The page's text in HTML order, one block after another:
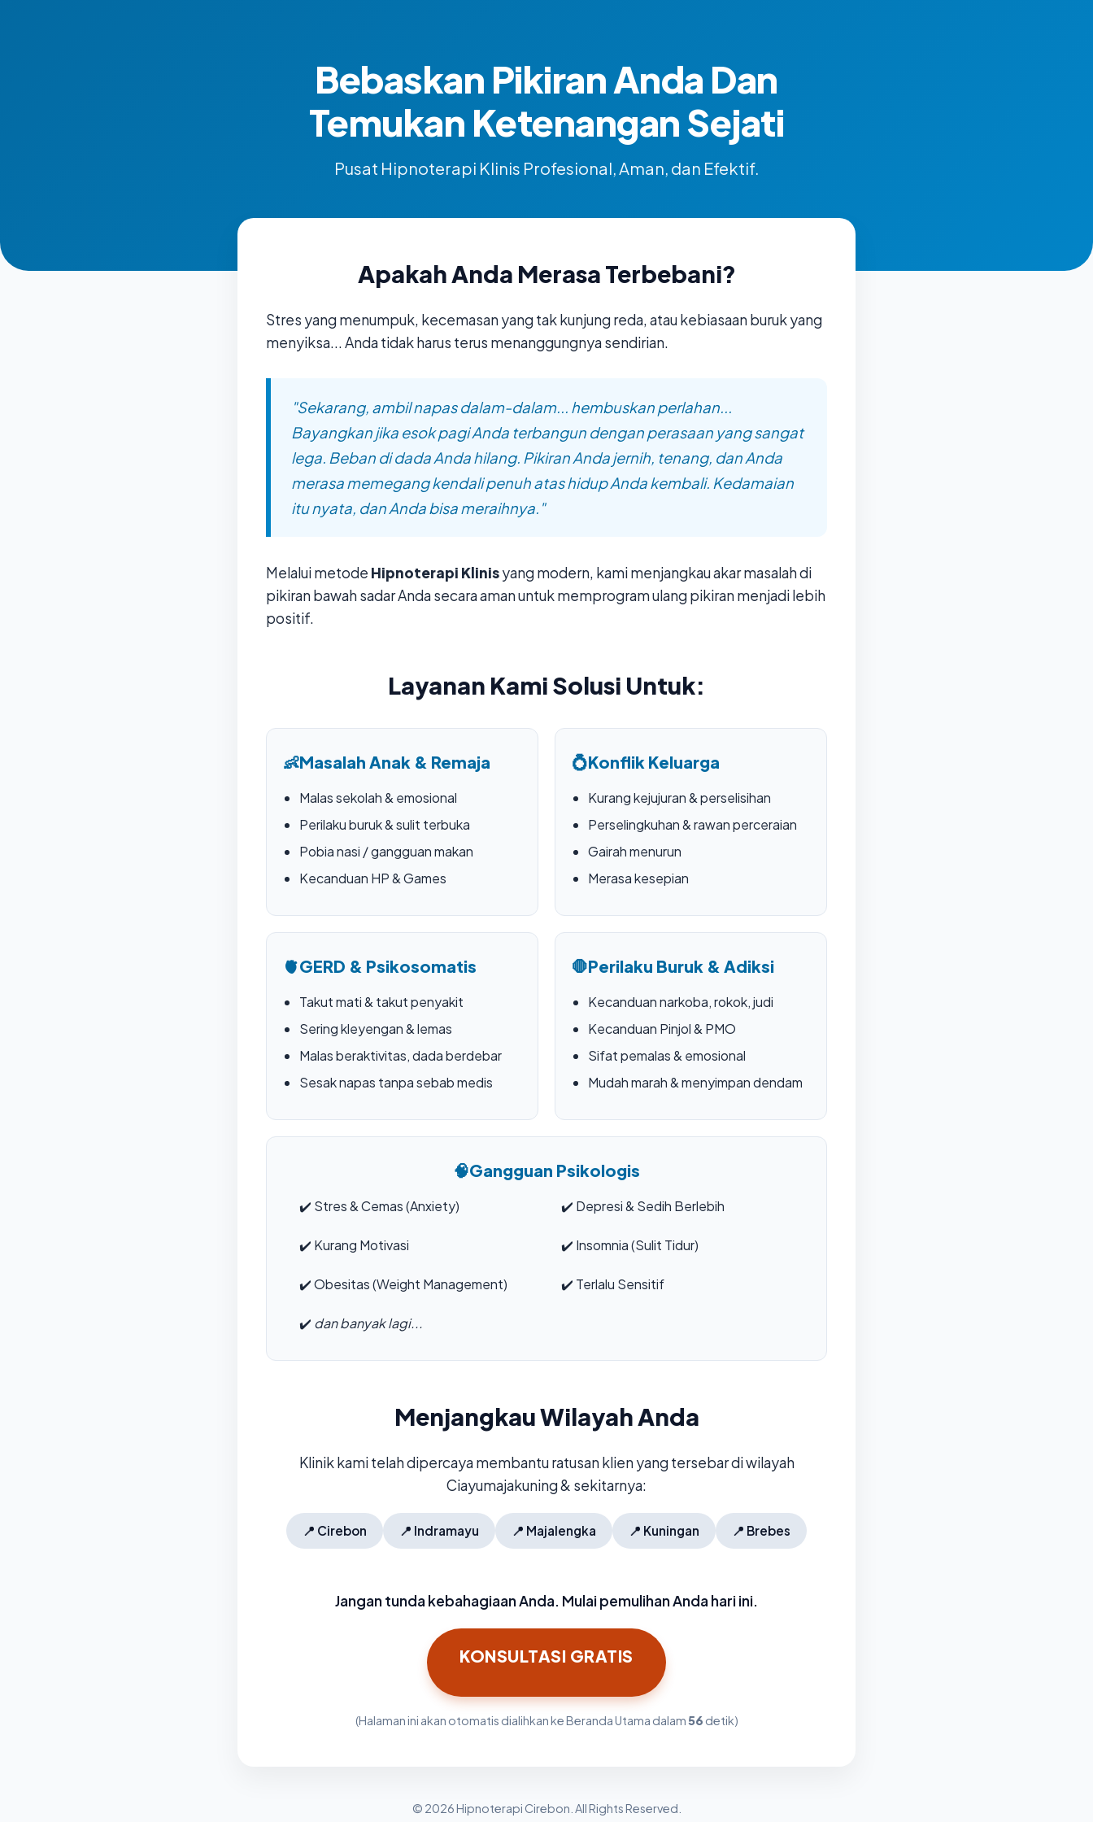
Bebaskan Pikiran Anda Dan
Temukan Ketenangan Sejati
Pusat Hipnoterapi Klinis Profesional, Aman, dan Efektif.
Apakah Anda Merasa Terbebani?
Stres yang menumpuk, kecemasan yang tak kunjung reda, atau kebiasaan buruk yang
menyiksa... Anda tidak harus terus menanggungnya sendirian.
"Sekarang, ambil napas dalam-dalam... hembuskan perlahan...
Bayangkan jika esok pagi Anda terbangun dengan perasaan yang sangat
lega. Beban di dada Anda hilang. Pikiran Anda jernih, tenang, dan Anda
merasa memegang kendali penuh atas hidup Anda kembali. Kedamaian
itu nyata, dan Anda bisa meraihnya."
Melalui metode Hipnoterapi Klinisyang modern, kami menjangkau akar masalah di
pikiran bawah sadar Anda secara aman untuk memprogram ulang pikiran menjadi lebih
positif.
Layanan Kami Solusi Untuk:
👶Masalah Anak & Remaja
Malas sekolah & emosional
Perilaku buruk & sulit terbuka
Pobia nasi / gangguan makan
Kecanduan HP & Games
💍Konflik Keluarga
Kurang kejujuran & perselisihan
Perselingkuhan & rawan perceraian
Gairah menurun
Merasa kesepian
🫀GERD & Psikosomatis
Takut mati & takut penyakit
Sering kleyengan & lemas
Malas beraktivitas, dada berdebar
Sesak napas tanpa sebab medis
🛑Perilaku Buruk & Adiksi
Kecanduan narkoba, rokok, judi
Kecanduan Pinjol & PMO
Sifat pemalas & emosional
Mudah marah & menyimpan dendam
🧠Gangguan Psikologis
✔️ Stres & Cemas (Anxiety) ✔️ Depresi & Sedih Berlebih
✔️ Kurang Motivasi ✔️ Insomnia (Sulit Tidur)
✔️Obesitas (Weight Management) ✔️ Terlalu Sensitif
✔️ dan banyak lagi...
Menjangkau Wilayah Anda
Klinik kami telah dipercaya membantu ratusan klien yang tersebar di wilayah
Ciayumajakuning & sekitarnya:
📍 Cirebon 📍 Indramayu 📍 Majalengka 📍 Kuningan 📍 Brebes
Jangan tunda kebahagiaan Anda. Mulai pemulihan Anda hari ini.
KONSULTASI GRATIS
(Halaman ini akan otomatis dialihkan ke Beranda Utama dalam56 detik)
© 2026 Hipnoterapi Cirebon. All Rights Reserved.